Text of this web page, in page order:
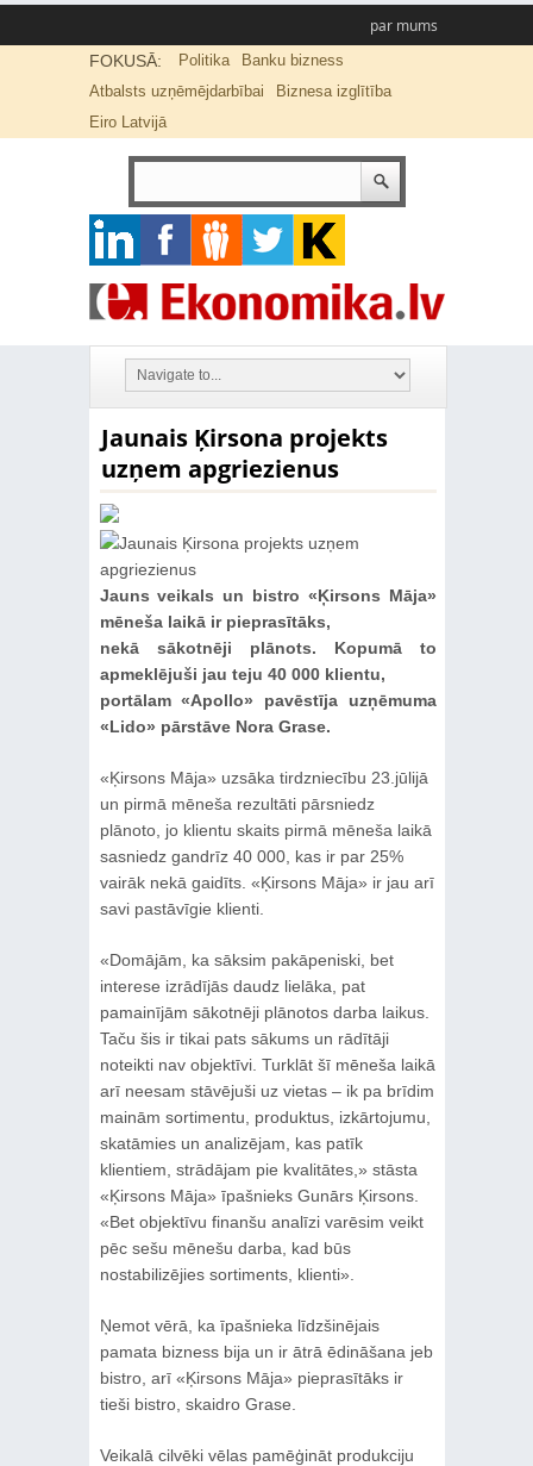
par mums
FOKUSĀ: Politika
Banku bizness
Atbalsts uzņēmējdarbībai
Biznesa izglītība
Eiro Latvijā
Jaunais Ķirsona projekts
uzņem apgriezienus
Jauns veikals un bistro «Ķirsons Māja»
mēneša laikā ir pieprasītāks,
nekā sākotnēji plānots. Kopumā to
apmeklējuši jau teju 40 000 klientu,
portālam «Apollo» pavēstīja uzņēmuma
«Lido» pārstāve Nora Grase.
«Ķirsons Māja» uzsāka tirdzniecību 23.jūlijā
un pirmā mēneša rezultāti pārsniedz
plānoto, jo klientu skaits pirmā mēneša laikā
sasniedz gandrīz 40 000, kas ir par 25%
vairāk nekā gaidīts. «Ķirsons Māja» ir jau arī
savi pastāvīgie klienti.
«Domājām, ka sāksim pakāpeniski, bet
interese izrādījās daudz lielāka, pat
pamainījām sākotnēji plānotos darba laikus.
Taču šis ir tikai pats sākums un rādītāji
noteikti nav objektīvi. Turklāt šī mēneša laikā
arī neesam stāvējuši uz vietas – ik pa brīdim
mainām sortimentu, produktus, izkārtojumu,
skatāmies un analizējam, kas patīk
klientiem, strādājam pie kvalitātes,» stāsta
«Ķirsons Māja» īpašnieks Gunārs Ķirsons.
«Bet objektīvu finanšu analīzi varēsim veikt
pēc sešu mēnešu darba, kad būs
nostabilizējies sortiments, klienti».
Ņemot vērā, ka īpašnieka līdzšinējais
pamata bizness bija un ir ātrā ēdināšana jeb
bistro, arī «Ķirsons Māja» pieprasītāks ir
tieši bistro, skaidro Grase.
Veikalā cilvēki vēlas pamēģināt produkciju